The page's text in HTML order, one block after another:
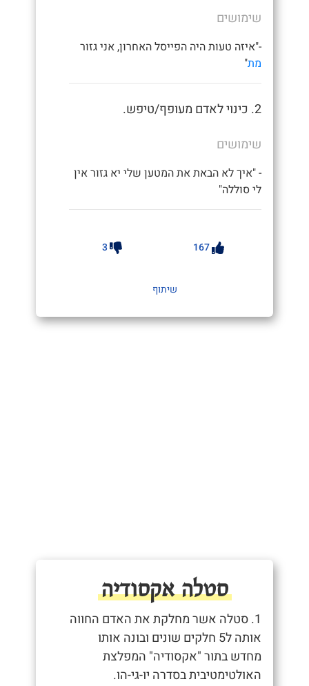
שימושים
-"איזה טעות היה הפייסל האחרון, אני גזור
מת"
2. כינוי לאדם מעופף/טיפש.
שימושים
- "איך לא הבאת את המטען שלי יא גזור אין
לי סוללה"
167
3
שיתוף
סטלה אקסודיה
1. סטלה אשר מחלקת את האדם החווה
אותה ל5 חלקים שונים ובונה אותו
מחדש בתור "אקסודיה" המפלצת
האולטימטיבית בסדרה יו-גי-הו.